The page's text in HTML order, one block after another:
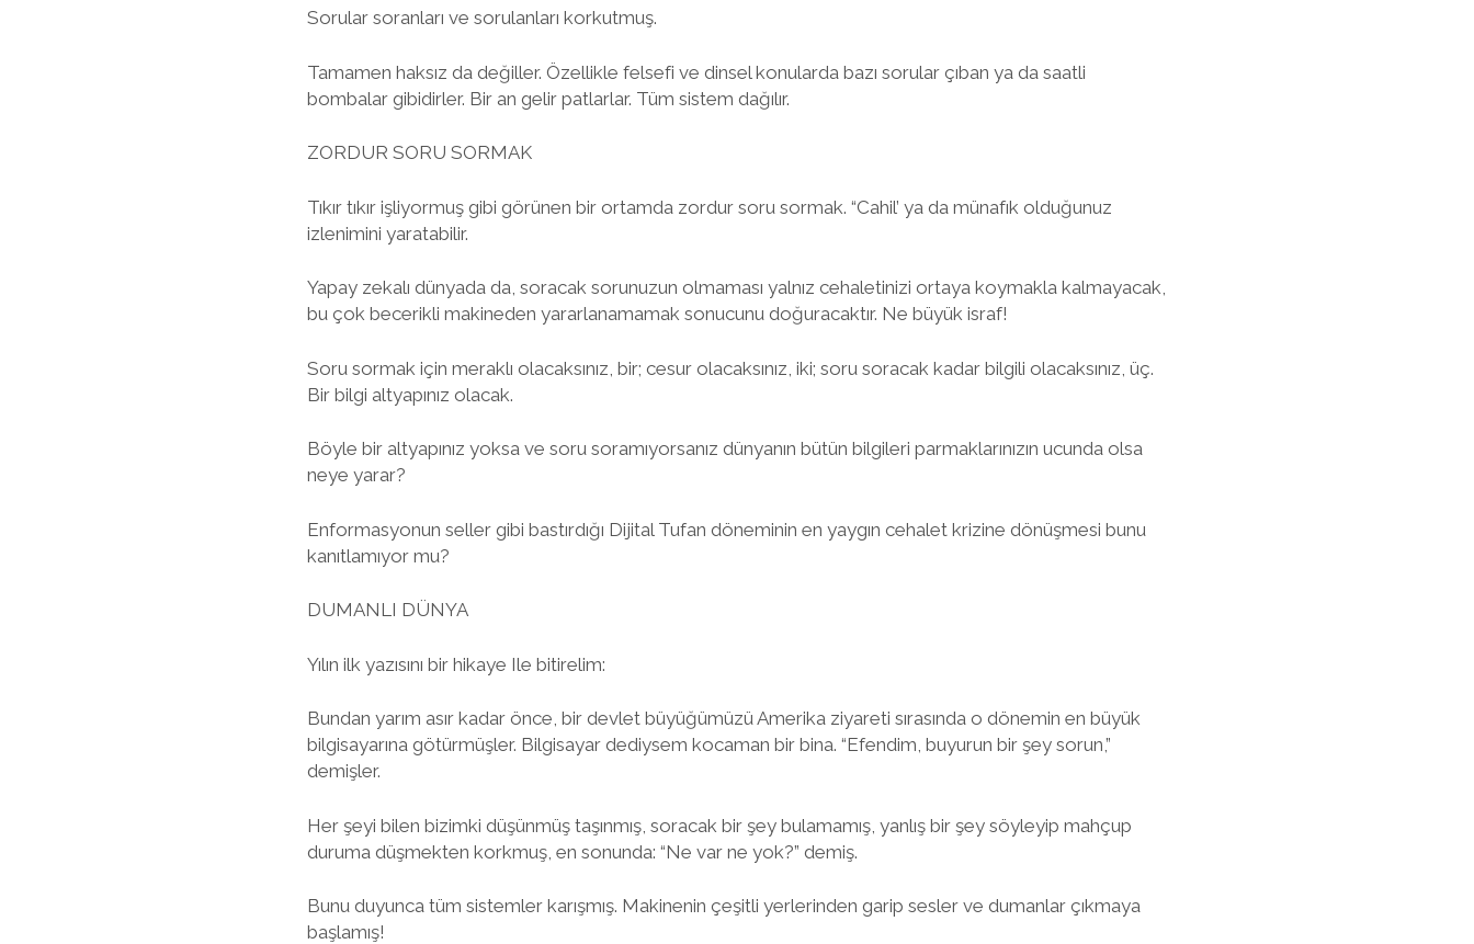
Sorular soranları ve sorulanları korkutmuş.
Tamamen haksız da değiller. Özellikle felsefi ve dinsel konularda bazı sorular çıban ya da saatli
bombalar gibidirler. Bir an gelir patlarlar. Tüm sistem dağılır.
ZORDUR SORU SORMAK
Tıkır tıkır işliyormuş gibi görünen bir ortamda zordur soru sormak. “Cahil’ ya da münafık olduğunuz
izlenimini yaratabilir.
Yapay zekalı dünyada da, soracak sorunuzun olmaması yalnız cehaletinizi ortaya koymakla kalmayacak,
bu çok becerikli makineden yararlanamamak sonucunu doğuracaktır. Ne büyük israf!
Soru sormak için meraklı olacaksınız, bir; cesur olacaksınız, iki; soru soracak kadar bilgili olacaksınız, üç.
Bir bilgi altyapınız olacak.
Böyle bir altyapınız yoksa ve soru soramıyorsanız dünyanın bütün bilgileri parmaklarınızın ucunda olsa
neye yarar?
Enformasyonun seller gibi bastırdığı Dijital Tufan döneminin en yaygın cehalet krizine dönüşmesi bunu
kanıtlamıyor mu?
DUMANLI DÜNYA
Yılın ilk yazısını bir hikaye Ile bitirelim:
Bundan yarım asır kadar önce, bir devlet büyüğümüzü Amerika ziyareti sırasında o dönemin en büyük
bilgisayarına götürmüşler. Bilgisayar dediysem kocaman bir bina. “Efendim, buyurun bir şey sorun,”
demişler.
Her şeyi bilen bizimki düşünmüş taşınmış, soracak bir şey bulamamış, yanlış bir şey söyleyip mahçup
duruma düşmekten korkmuş, en sonunda: “Ne var ne yok?” demiş.
Bunu duyunca tüm sistemler karışmış. Makinenin çeşitli yerlerinden garip sesler ve dumanlar çıkmaya
başlamış!